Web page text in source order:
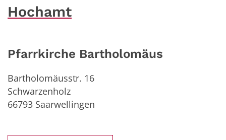
Hochamt
Pfarrkirche Bartholomäus
Bartholomäusstr. 16
Schwarzenholz
66793 Saarwellingen